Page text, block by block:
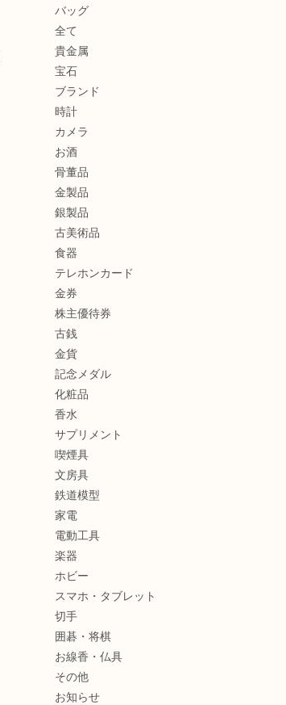
バッグ
全て
貴金属
宝石
ブランド
時計
カメラ
お酒
骨董品
金製品
銀製品
古美術品
食器
テレホンカード
金券
株主優待券
古銭
金貨
記念メダル
化粧品
香水
サプリメント
喫煙具
文房具
鉄道模型
家電
電動工具
楽器
ホビー
スマホ・タブレット
切手
囲碁・将棋
お線香・仏具
その他
お知らせ